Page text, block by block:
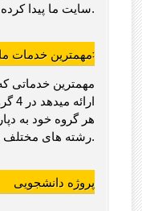
سایت ما پیدا کرده و دانلود نمایید.
مهمترین خدمات ما:
مهمترین خدماتی
هر گروه خود به
رشته های مختلف دانشگاهی تقسیم میشود.
پروژه دانشجویی